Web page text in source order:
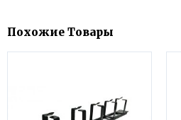
Похожие Товары